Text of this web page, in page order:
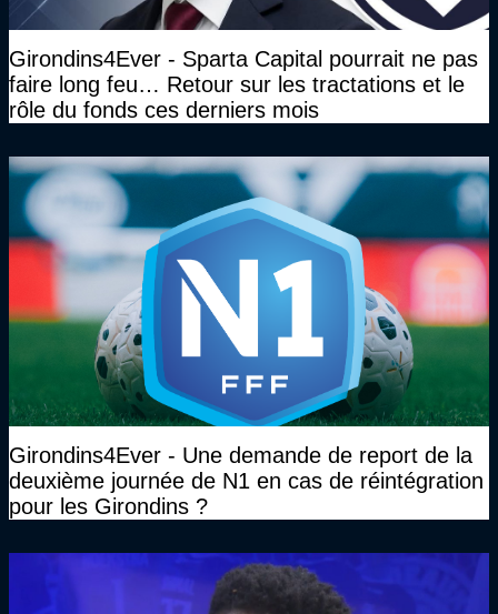
Girondins4Ever - Sparta Capital pourrait ne pas
faire long feu… Retour sur les tractations et le
rôle du fonds ces derniers mois
Girondins4Ever - Une demande de report de la
deuxième journée de N1 en cas de réintégration
pour les Girondins ?